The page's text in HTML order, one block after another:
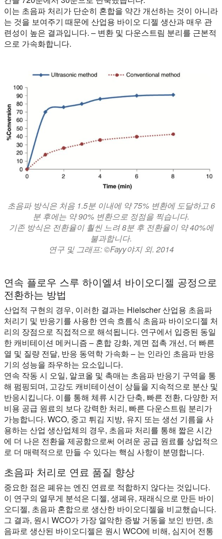
이는 초음파 처리가 단순히 혼합을 약간 개선하는 것이 아니라
는 것을 보여주기 때문에 산업용 바이오 디젤 생산과 매우 관
련성이 높은 결과입니다. – 변환 및 다운스트림 분리를 근본적
으로 가속화합니다.
초음파 방식은 처음 1.5분 이내에 약 75% 변환에 도달하고 6
분 후에는 약 90% 변환으로 정점을 찍습니다.
기존 방식은 전환율이 훨씬 느려 8분 후 전환율이 약 40%에
불과합니다.
연구 및 그래프: ©Fayy야지 외. 2014
연속 플로우 스루 하이엘셔 바이오디젤 공정으로
전환하는 방법
산업적 구현의 경우, 이러한 결과는 Hielscher 산업용 초음파
처리기 및 반응기를 사용한 연속 흐름식 초음파 바이오디젤 처
리의 장점으로 직접적으로 해석됩니다. 연구에서 입증된 동일
한 캐비테이션 메커니즘 – 혼합 강화, 계면 접촉 개선, 더 빠른
열 및 질량 전달, 반응 동역학 가속화 – 는 인라인 초음파 반응
기의 성능을 좌우하는 요소입니다.
연속 작동 시 오일, 알코올 및 촉매는 초음파 반응기 구역을 통
해 펌핑되며, 고강도 캐비테이션이 상들을 지속적으로 분산 및
반응시킵니다. 이를 통해 체류 시간 단축, 빠른 전환, 다양한 저
비용 공급 원료의 보다 강력한 처리, 빠른 다운스트림 분리가
가능합니다. WCO, 중고 튀김 지방, 유지 또는 생선 기름을 사
용하는 산업 생산업체의 경우, 초음파 처리를 통해 짧은 시간
에 더 나은 전환을 제공함으로써 어려운 공급 원료를 상업적으
로 더 매력적으로 만들 수 있다는 핵심 사항이 분명합니다.
초음파 처리로 연료 품질 향상
중요한 점은 폐유는 엔진 연료로 적합하지 않다는 것입니다.
이 연구의 열무게 분석은 디젤, 생폐유, 재래식으로 만든 바이
오디젤, 초음파 혼합으로 생산한 바이오디젤을 비교했습니다.
그 결과, 원시 WCO가 가장 열악한 증발 거동을 보인 반면, 초
음파로 생산된 바이오디젤은 원시 WCO에 비해, 심지어 전통